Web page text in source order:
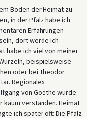
Boden der Heimat zu
in der Pfalz habe ich
Erfahrungen
dort werde ich
habe ich viel von meiner
beispielsweise
oder bei Theodor
Regionales
von Goethe wurde
kaum verstanden. Heimat
ich später oft: Die Pfalz